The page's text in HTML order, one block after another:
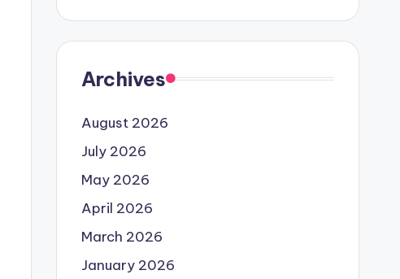
Archives
August 2026
July 2026
May 2026
April 2026
March 2026
January 2026